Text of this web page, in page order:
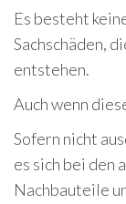
Es besteht
Sachschäden,
entstehen.
Auch wenn
Sofern nicht
es sich bei den
Nachbauteile